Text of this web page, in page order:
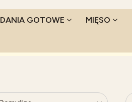
DANIA GOTOWE MIĘSO